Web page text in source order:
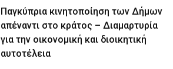
Παγκύπρια κινητοποίηση των Δήμων
απέναντι στο κράτος – Διαμαρτυρία
για την οικονομική και διοικητική
αυτοτέλεια